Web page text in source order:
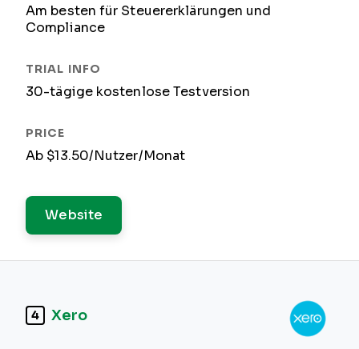
Am besten für Steuererklärungen und
Compliance
30-tägige kostenlose Testversion
Ab $13.50/Nutzer/Monat
Website
4 Xero